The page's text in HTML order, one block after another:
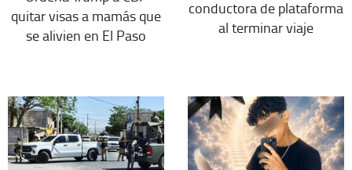
quitar visas a mamás que
se alivien en El Paso
conductora de plataforma
al terminar viaje